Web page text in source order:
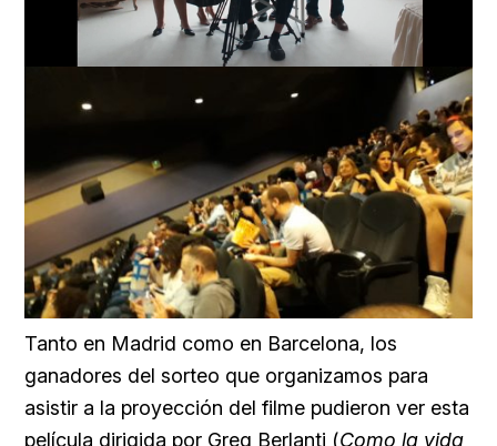
Loaded
66.12%
Tanto en Madrid como en Barcelona, los
ganadores del sorteo que organizamos para
asistir a la proyección del filme pudieron ver esta
película dirigida por Greg Berlanti (Como la vida